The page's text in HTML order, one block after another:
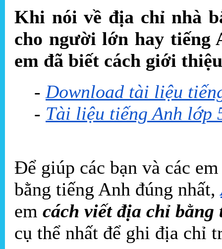
Khi nói về địa chỉ nhà
cho người lớn hay tiếng
em đã biết cách giới
- Download tài liệu
- Tài liệu tiếng Anh lớp
Để giúp các bạn và các
bằng tiếng Anh đúng nhất,
em cách viết địa chỉ bằng
cụ thể nhất để ghi địa chỉ